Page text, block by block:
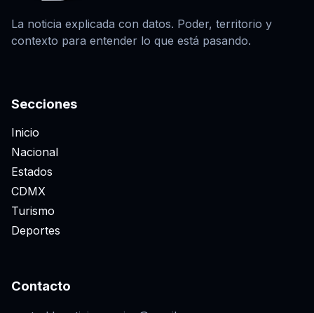
La noticia explicada con datos. Poder, territorio y
contexto para entender lo que está pasando.
Secciones
Inicio
Nacional
Estados
CDMX
Turismo
Deportes
Contacto